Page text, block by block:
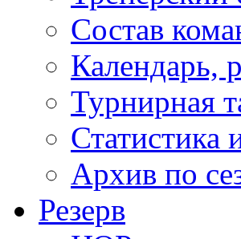
Состав
Календарь,
Турнирная
Статистика
Архив по
Резерв